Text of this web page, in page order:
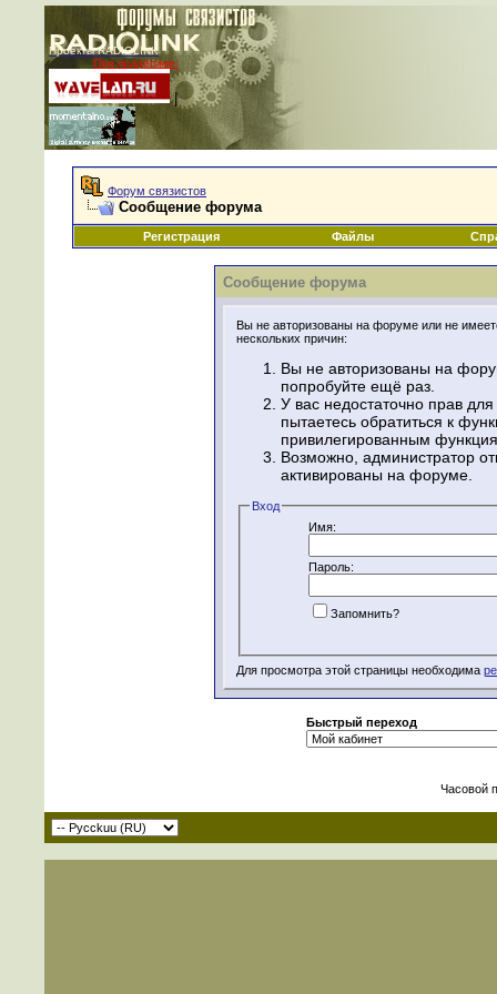
Проекты RADIOLINK
При поддержке:
|
Форум связистов
Сообщение форума
Регистрация Файлы
Сообщение форума
Вы не авторизованы на форуме или не
нескольких причин:
Вы не авторизованы на
попробуйте ещё раз.
У вас недостаточно прав
пытаетесь обратиться к
привилегированным
Возможно, администратор
активированы на форуме.
Вход
Имя:
Пароль:
Запомнить?
Для просмотра этой страницы необходима
Быстрый переход
Часовой